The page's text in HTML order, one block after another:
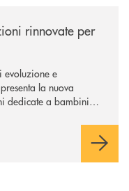
rinnovate per
evoluzione e
la nuova
dedicate a bambini e
con il denaro, sempre